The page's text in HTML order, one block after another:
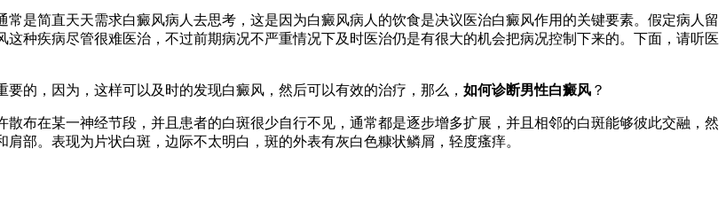
常是简直天天需求白癜风病人去思考，这是因为白癜风病人的饮食是决议医治白癜风作用的关键要素。假定病人留
这种疾病尽管很难医治，不过前期病况不严重情况下及时医治仍是有很大的机会把病况控制下来的。下面，请听医
要的，因为，这样可以及时的发现白癜风，然后可以有效的治疗，那么， 如何诊断男性白癜风 ？
在某一神经节段，并且患者的白斑很少自行不见，通常都是逐步增多扩展，并且相邻的白斑能够彼此交融，然
部。表现为片状白斑，边际不太明白，斑的外表有灰白色糠状鳞屑，轻度瘙痒。